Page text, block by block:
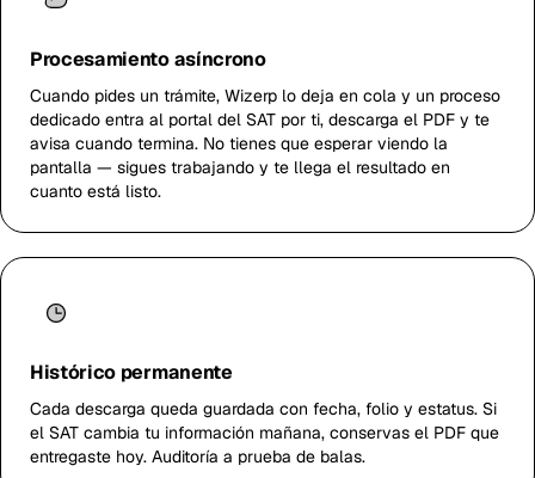
Procesamiento asíncrono
Cuando pides un trámite, Wizerp lo deja en cola y un proceso
dedicado entra al portal del SAT por ti, descarga el PDF y te
avisa cuando termina. No tienes que esperar viendo la
pantalla — sigues trabajando y te llega el resultado en
cuanto está listo.
Histórico permanente
Cada descarga queda guardada con fecha, folio y estatus. Si
el SAT cambia tu información mañana, conservas el PDF que
entregaste hoy. Auditoría a prueba de balas.